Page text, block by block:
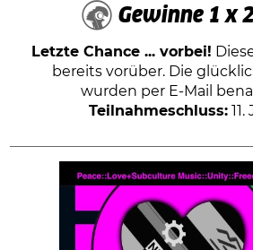
Gewinne 1 x
Letzte Chance ... vorbei!
bereits vorüber. Die
wurden per E-Mail
Teilnahmeschluss: